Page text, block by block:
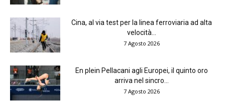
Cina, al via test per la linea ferroviaria ad alta
velocità...
7 Agosto 2026
En plein Pellacani agli Europei, il quinto oro
arriva nel sincro...
7 Agosto 2026